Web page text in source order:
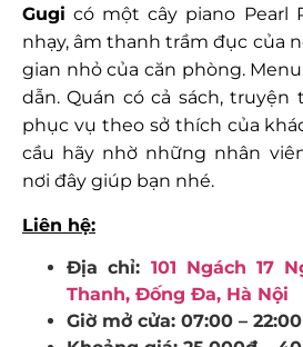
Gugi có một cây piano Pearl
nhạy, âm thanh trầm đục của
gian nhỏ của căn phòng.
dẫn. Quán có cả sách, truyện
phục vụ theo sở thích của
cầu hãy nhờ những nhân
nơi đây giúp bạn nhé.
Liên hệ:
Địa chỉ: 101 Ngách 17
Thanh, Đống Đa, Hà Nội
Giờ mở cửa: 07:00 – 22:00